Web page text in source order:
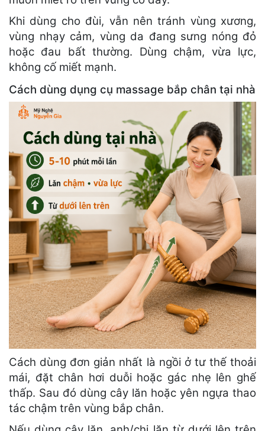
Khi dùng cho đùi, vẫn nên tránh vùng xương,
vùng nhạy cảm, vùng da đang sưng nóng đỏ
hoặc đau bất thường. Dùng chậm, vừa lực,
không cố miết mạnh.
Cách dùng dụng cụ massage bắp chân tại nhà
Cách dùng đơn giản nhất là ngồi ở tư thế thoải
mái, đặt chân hơi duỗi hoặc gác nhẹ lên ghế
thấp. Sau đó dùng cây lăn hoặc yên ngựa thao
tác chậm trên vùng bắp chân.